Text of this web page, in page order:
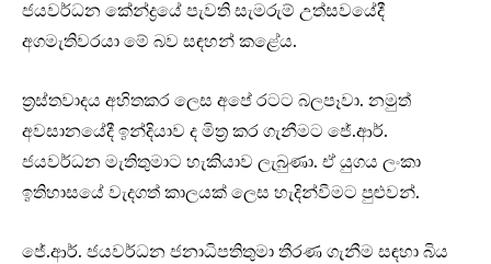
ජයවර්ධන කේන්ද්‍රයේ පැවති සැමරුම් උත්සවයේදී
අගමැතිවරයා මේ බව සඳහන් කළේය.
ත්‍රස්තවාදය අහිතකර ලෙස අපේ රටට බලපෑවා. නමුත්
අවසානයේදී ඉන්දියාව ද මිත්‍ර කර ගැනීමට ජේ.ආර්.
ජයවර්ධන මැතිතුමාට හැකියාව ලැබුණා. ඒ යුගය ලංකා
ඉතිහාසයේ වැදගත් කාලයක් ලෙස හැදින්වීමට පුළුවන්.
ජේ.ආර්. ජයවර්ධන ජනාධිපතිතුමා තීරණ ගැනීම සඳහා බිය